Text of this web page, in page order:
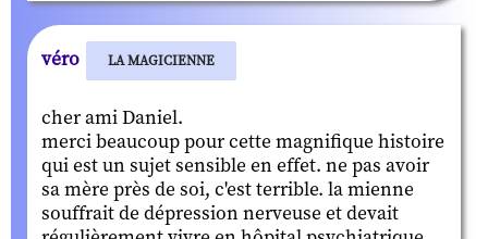
véro LA MAGICIENNE
cher ami Daniel.
merci beaucoup pour cette magnifique histoire
qui est un sujet sensible en effet. ne pas avoir
sa mère près de soi, c'est terrible. la mienne
souffrait de dépression nerveuse et devait